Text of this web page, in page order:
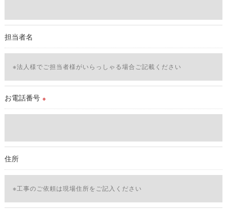
外部に委託する場合があります。
これらの委託先に対しては個人情報保護契約等の措置をとり、
適切な監督を行います。
＜個人情報の安全管理＞
当社では、個人情報の漏洩等がなされないよう、適切に安全管
理対策を実施します。
をご提供できない場合がございますので予めご了承ください。
＜個人情報の開示･訂正・削除･利用停止の手続について＞
続を定めさせて頂いております。
ご本人である事を確認のうえ、対応させて頂きます。
担当者名
お電話番号 ※
住所